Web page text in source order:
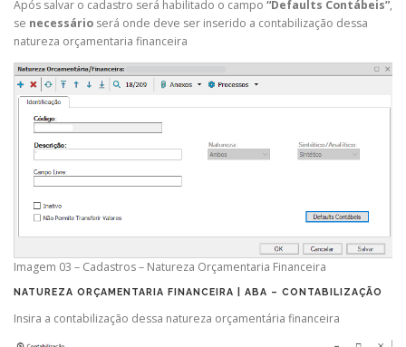
Após salvar o cadastro será habilitado o campo “Defaults Contábeis”,
se necessário será onde deve ser inserido a contabilização dessa
natureza orçamentaria financeira
Imagem 03 – Cadastros – Natureza Orçamentaria Financeira
NATUREZA ORÇAMENTARIA FINANCEIRA | ABA – CONTABILIZAÇÃO
Insira a contabilização dessa natureza orçamentária financeira